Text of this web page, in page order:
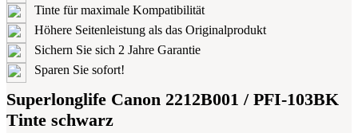
Tinte für maximale Kompatibilität
Höhere Seitenleistung als das Originalprodukt
Sichern Sie sich 2 Jahre Garantie
Sparen Sie sofort!
Superlonglife Canon 2212B001 / PFI-103BK
Tinte schwarz